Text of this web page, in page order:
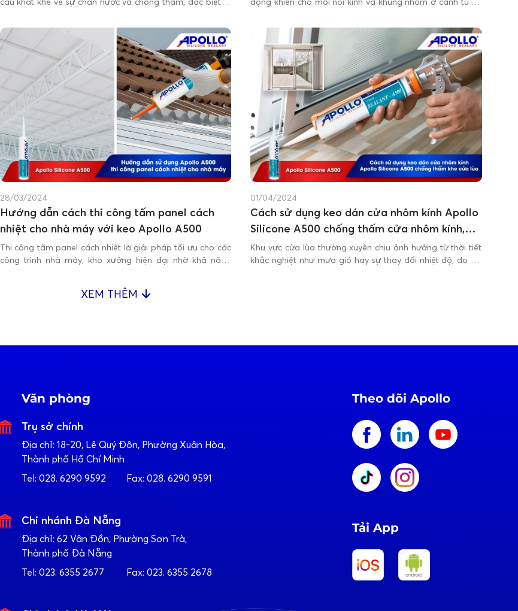
cho tủ mà còn có thể dẫn đến nguy cơ làm hỏng các vật
dụng bên trong.
28/03/2024
Hướng dẫn cách thi công tấm panel cách
nhiệt cho nhà máy với keo Apollo A500
Thi công tấm panel cách nhiệt là giải pháp tối ưu cho các
công trình nhà máy, kho xưởng hiện đại nhờ khả năng
01/04/2024
Cách sử dụng keo dán cửa nhôm kính Apollo
Silicone A500 chống thấm cửa nhôm kính,
khe cửa lùa
Khu vực cửa lùa thường xuyên chịu ảnh hưởng từ thời tiết
khắc nghiệt như mưa gió hay sự thay đổi nhiệt độ, do đó
XEM THÊM
Văn phòng
Trụ sở chính
Địa chỉ: 18-20, Lê Quý Đôn, Phường Xuân Hòa,
Thành phố Hồ Chí Minh
Tel: 028. 6290 9592 Fax: 028. 6290 9591
Chi nhánh Đà Nẵng
Địa chỉ: 62 Vân Đồn, Phường Sơn Trà,
Thành phố Đà Nẵng
Tel: 023. 6355 2677 Fax: 023. 6355 2678
Theo dõi Apollo
Tải App